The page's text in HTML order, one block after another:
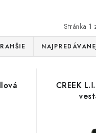
Stránka 1
CREEK